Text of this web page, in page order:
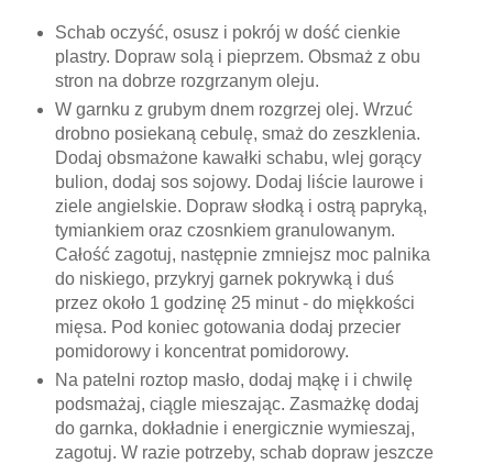
Schab oczyść, osusz i pokrój w dość cienkie
plastry. Dopraw solą i pieprzem. Obsmaż z obu
stron na dobrze rozgrzanym oleju.
W garnku z grubym dnem rozgrzej olej. Wrzuć
drobno posiekaną cebulę, smaż do zeszklenia.
Dodaj obsmażone kawałki schabu, wlej gorący
bulion, dodaj sos sojowy. Dodaj liście laurowe i
ziele angielskie. Dopraw słodką i ostrą papryką,
tymiankiem oraz czosnkiem granulowanym.
Całość zagotuj, następnie zmniejsz moc palnika
do niskiego, przykryj garnek pokrywką i duś
przez około 1 godzinę 25 minut - do miękkości
mięsa. Pod koniec gotowania dodaj przecier
pomidorowy i koncentrat pomidorowy.
Na patelni roztop masło, dodaj mąkę i i chwilę
podsmażaj, ciągle mieszając. Zasmażkę dodaj
do garnka, dokładnie i energicznie wymieszaj,
zagotuj. W razie potrzeby, schab dopraw jeszcze